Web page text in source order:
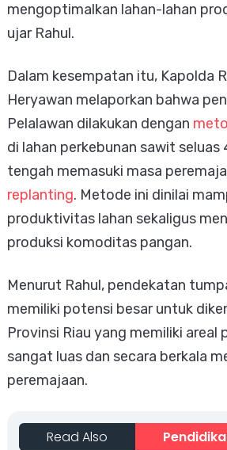
mengoptimalkan lahan-lahan
ujar Rahul.
Dalam kesempatan itu, Kapolda
Heryawan melaporkan bahwa
Pelalawan dilakukan dengan
di lahan perkebunan sawit seluas
tengah memasuki masa
replanting. Metode ini dinilai
produktivitas lahan sekaligus
produksi komoditas pangan.
Menurut Rahul, pendekatan
memiliki potensi besar untuk
Provinsi Riau yang memiliki areal
sangat luas dan secara berkala
peremajaan.
Read Also